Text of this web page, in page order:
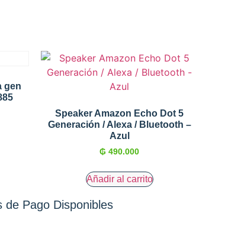
gen
Speaker Amazon Echo Dot 5
Generación / Alexa / Bluetooth –
Azul
₲ 490.000
Añadir al carrito
de Pago Disponibles